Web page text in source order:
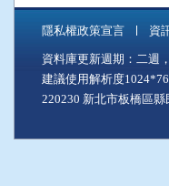
隱私權政策宣言 資
資料庫更新週期：二週
建議使用解析度
220230 新北市板橋區